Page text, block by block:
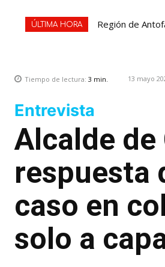
ÚLTIMA HORA Región de
Bipay
Tiempo de lectura: 3 min. 13 mayo
Entrevista
Alcalde
respuesta
caso en
solo a